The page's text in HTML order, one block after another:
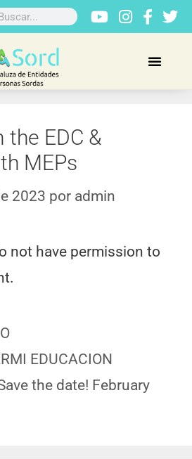
the EDC &
MEPs
2023 por admin
not have permission to
EDUCACION
the date! February